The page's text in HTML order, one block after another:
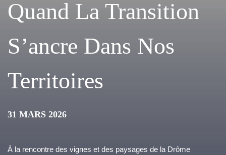
Quand La Transition
S’ancre Dans Nos
Territoires
31 MARS 2026
À la rencontre des vignes et des paysages de la Drôme